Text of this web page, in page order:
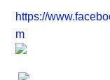
https://
m